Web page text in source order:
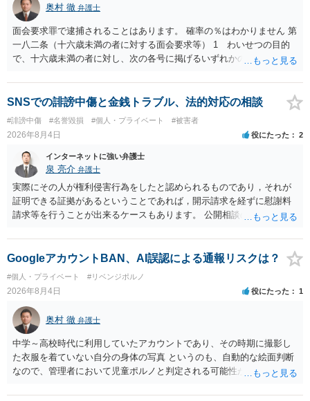
をせずに書き込んだことで（おそらく特定して書き込んだとして
も）、相談者さんが刑事民事の責任に問われることはないでしょう。
私見ながらご参考まで。
奥村 徹 弁護士
面会要求罪で逮捕されることはあります。 確率の％はわかりません 第
一八二条（十六歳未満の者に対する面会要求等） 1 わいせつの目的
で、十六歳未満の者に対し、次の各号に掲げるいずれかの行為をした
が生まれた日より五年以上前の日に生まれた者に限る。）は、一年以
下の拘禁刑又は五十万円以下の罰金に処する。 一 威迫し、偽計を用
い又は誘惑して面会を要求すること。 二 拒まれたにもかかわらず、
反復して面会を要求すること。 三 金銭その他の利益を供与し、又は
その申込み若しくは約束をして面会を要求すること。 2前項の罪を犯
し、よってわいせつの目的で当該十六歳未満の者と面会をした者は、
二年以下の拘禁刑又は百万円以下の罰金に処する。
SNSでの誹謗中傷と金銭トラブル、法的対応の相談
#誹謗中傷 #名誉毀損 #個人・プライベート #被害者
2026年8月4日 役にたった 2
インターネットに強い弁護士
泉 亮介 弁護士
実際にその人が権利侵害行為をしたと認められるものであり，それが
証明できる証拠があるということであれば，開示請求を経ずに慰謝料
請求等を行うことが出来るケースもあります。 公開相談の場では回答
に個別に相談されると良いでしょう。
GoogleアカウントBAN、AI誤認による通報リスクは？
#個人・プライベート #リベンジポルノ
2026年8月4日 役にたった 1
奥村 徹 弁護士
中学～高校時代に利用していたアカウントであり、その時期に撮影し
た衣服を着ていない自分の身体の写真 というのも、自動的な絵面判断
なので、管理者において児童ポルノと判定される可能性があります。